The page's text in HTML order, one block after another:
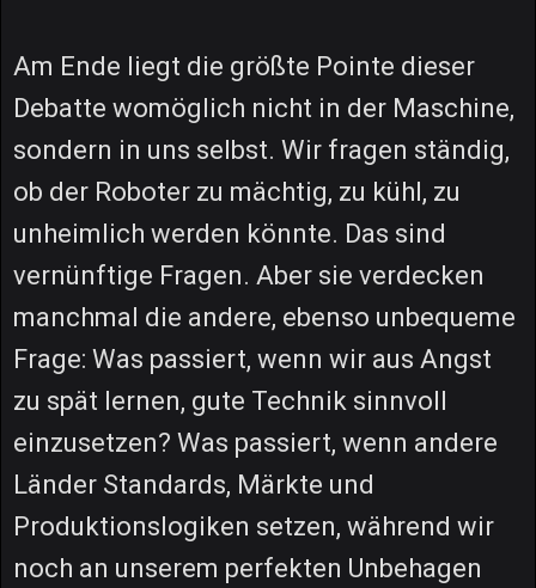
Am Ende liegt die größte Pointe dieser
Debatte womöglich nicht in der Maschine,
sondern in uns selbst. Wir fragen ständig,
ob der Roboter zu mächtig, zu kühl, zu
unheimlich werden könnte. Das sind
vernünftige Fragen. Aber sie verdecken
manchmal die andere, ebenso unbequeme
Frage: Was passiert, wenn wir aus Angst
zu spät lernen, gute Technik sinnvoll
einzusetzen? Was passiert, wenn andere
Länder Standards, Märkte und
Produktionslogiken setzen, während wir
noch an unserem perfekten Unbehagen